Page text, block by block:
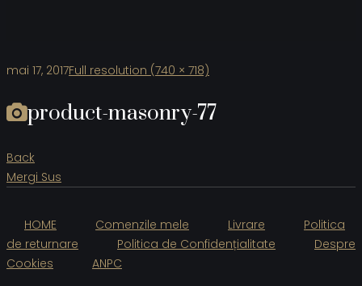
mai 17, 2017Full resolution (740 × 718)
product-masonry-77
Back
Mergi Sus
HOME Comenzile mele Livrare
Politica
de returnare
Politica de Confidențialitate
Despre
Cookies
ANPC